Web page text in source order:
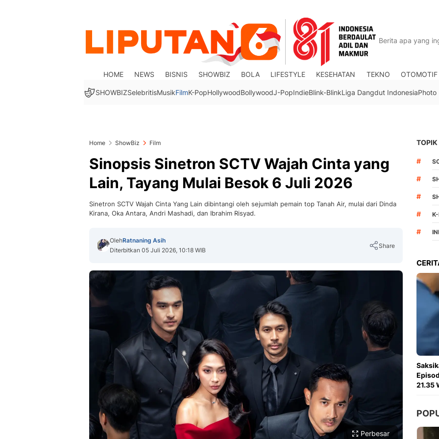
HOME NEWS BISNIS SHOWBIZ BOLA LIFESTYLE KESEHATAN TEKNO OTOMOTIF
SHOWBIZSelebritisMusikFilmK-PopHollywoodBollywoodJ-PopIndieBlink-BlinkLiga Dangdut IndonesiaPhoto
Home ShowBiz Film
Sinopsis Sinetron SCTV Wajah Cinta yang
Lain, Tayang Mulai Besok 6 Juli 2026
Sinetron SCTV Wajah Cinta Yang Lain dibintangi oleh sejumlah pemain top Tanah Air, mulai dari Dinda
Kirana, Oka Antara, Andri Mashadi, dan Ibrahim Risyad.
OlehRatnaning Asih
Diterbitkan 05 Juli 2026, 10:18 WIB
Share
Perbesar
TOPIK
#
#
#
#
#
21.35